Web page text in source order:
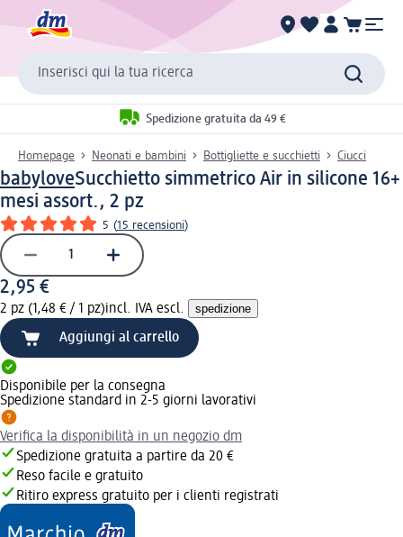
Inserisci qui la tua ricerca
Spedizione gratuita da 49 €
Homepage Neonati e bambini Bottigliette e succhietti Ciucci
babyloveSucchietto simmetrico Air in silicone 16+
mesi assort., 2 pz
5 (15 recensioni)
2,95 €
2 pz (1,48 € / 1 pz)incl. IVA escl. spedizione
Aggiungi al carrello
Disponibile per la consegna
Spedizione standard in 2-5 giorni lavorativi
Verifica la disponibilità in un negozio dm
Spedizione gratuita a partire da 20 €
Reso facile e gratuito
Ritiro express gratuito per i clienti registrati